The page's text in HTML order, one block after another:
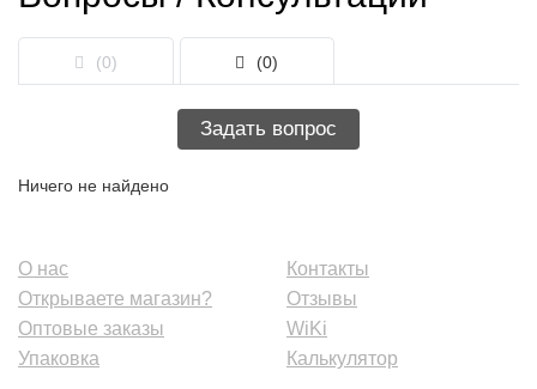
(0) (0)
Задать вопрос
Ничего не найдено
О нас
Открываете магазин?
Оптовые заказы
Упаковка
Контакты
Отзывы
WiKi
Калькулятор